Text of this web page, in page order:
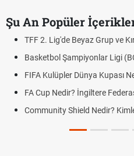
Şu An Popüler
UEFA Avrupa Ligi Nedir?
Voleybol Milletler Ligi Nedir?
UEFA Uluslar Ligi Nedir?
LGS Yerleştirme Sonuçları